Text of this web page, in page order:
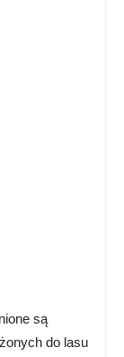
są
do lasu